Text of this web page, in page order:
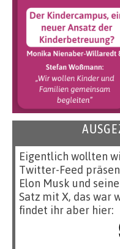
Eigentlich wollten
Twitter-Feed
Elon Musk und
Satz mit X, das war
findet ihr aber hier: